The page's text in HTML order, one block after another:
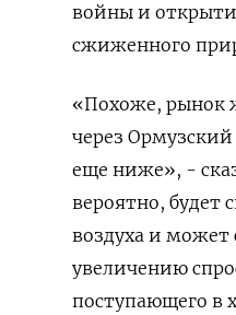
войны и
сжиженного
«Похоже, рынок
через
еще ниже», -
вероятно, будет
воздуха и может
увеличению
поступающего в